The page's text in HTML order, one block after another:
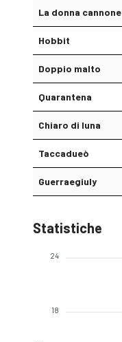
La donna cannone
Hobbit
Doppio malto
Quarantena
Chiaro di luna
Taccadueò
Guerraegiuly
Statistiche
24
18